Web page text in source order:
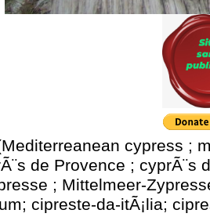
cypress ;
de Provence ;
; Mittelmeer-
cipreste-da-itÃ¡lia;